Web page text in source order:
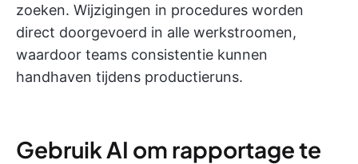
zoeken. Wijzigingen in procedures worden
direct doorgevoerd in alle werkstroomen,
waardoor teams consistentie kunnen
handhaven tijdens productieruns.
Gebruik AI om rapportage te